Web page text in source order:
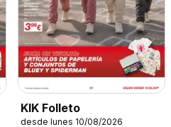
KIK Folleto
desde lunes 10/08/2026